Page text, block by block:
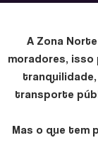
A Zona
moradores, isso
transporte
Mas o que tem